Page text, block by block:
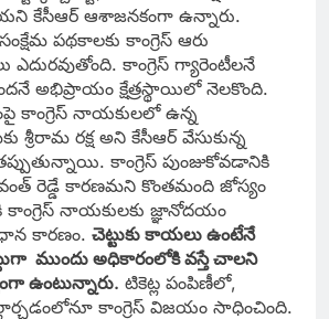
కేసీఆర్‌ ఆశాజనకంగా ఉన్నారు.
పథకాలకు కాంగ్రెస్‌ ఆరు
కాంగ్రెస్‌ గ్యారెంటీలనే
అభిప్రాయం క్షేత్రస్థాయిలో నెలకొంది.
కాంగ్రెస్‌ నాయకులలో ఉన్న
శ్రీరామ రక్ష అని కేసీఆర్‌ వేసుకున్న
కాంగ్రెస్‌ పుంజుకోవడానికి
రెడ్డే కారణమని కొంతమంది జోస్యం
కాంగ్రెస్‌ నాయకులకు జ్ఞానోదయం
కారణం. చెట్టుకు కాయలు ఉంటేనే
ముందు అధికారంలోకి వస్తే చాలని
ఉంటున్నారు. టికెట్ల పంపిణీలో,
కాంగ్రెస్‌ విజయం సాధించింది.